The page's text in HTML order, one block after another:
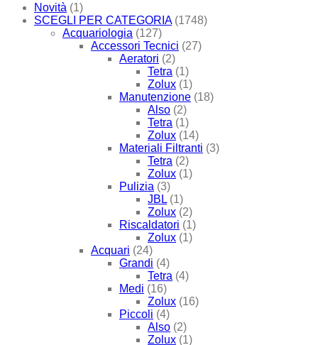
Novità (1)
SCEGLI PER CATEGORIA (1748)
Acquariologia (127)
Accessori Tecnici (27)
Aeratori (2)
Tetra (1)
Zolux (1)
Manutenzione (18)
Also (2)
Tetra (1)
Zolux (14)
Materiali Filtranti (3)
Tetra (2)
Zolux (1)
Pulizia (3)
JBL (1)
Zolux (2)
Riscaldatori (1)
Zolux (1)
Acquari (24)
Grandi (4)
Tetra (4)
Medi (16)
Zolux (16)
Piccoli (4)
Also (2)
Zolux (1)